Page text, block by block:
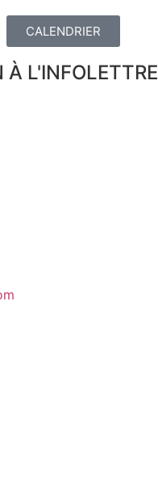
CALENDRIER
À L'INFOLETTRE